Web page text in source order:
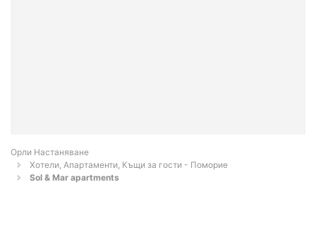
Орли Настаняване
Хотели, Апартаменти, Къщи за гости - Поморие
Sol & Mar apartments